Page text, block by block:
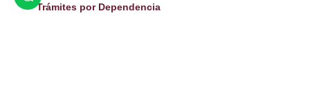
Trámites por Dependencia